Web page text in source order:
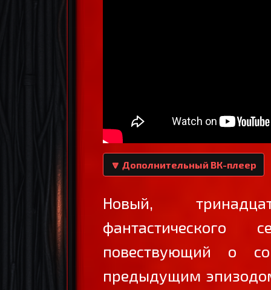
🔽 Дополнительный ВК-плеер
Новый,
повествующий о
предыдущим